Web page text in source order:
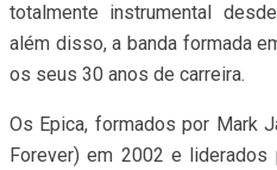
totalmente instrumental desde
além disso, a banda formada
os seus 30 anos de carreira.
Os Epica, formados por Mark
Forever) em 2002 e